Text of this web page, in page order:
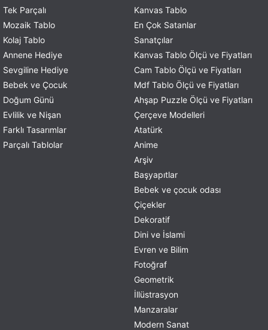
Tek Parçalı
Mozaik Tablo
Kolaj Tablo
Annene Hediye
Sevgiline Hediye
Bebek ve Çocuk
Doğum Günü
Evlilik ve Nişan
Farklı Tasarımlar
Parçalı Tablolar
Kanvas Tablo
En Çok Satanlar
Sanatçılar
Kanvas Tablo Ölçü ve Fiyatları
Cam Tablo Ölçü ve Fiyatları
Mdf Tablo Ölçü ve Fiyatları
Ahşap Puzzle Ölçü ve Fiyatları
Çerçeve Modelleri
Atatürk
Anime
Arşiv
Başyapıtlar
Bebek ve çocuk odası
Çiçekler
Dekoratif
Dini ve İslami
Evren ve Bilim
Fotoğraf
Geometrik
İllüstrasyon
Manzaralar
Modern Sanat